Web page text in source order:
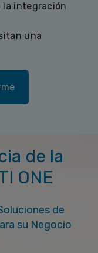
la integración
una
de la
ONE
de
su Negocio